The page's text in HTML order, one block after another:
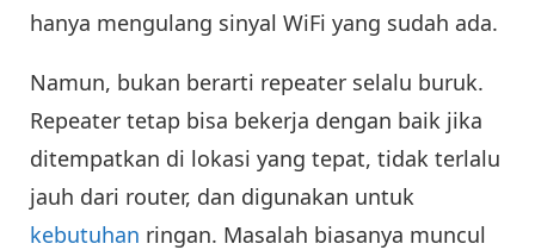
hanya mengulang sinyal WiFi yang sudah ada.
Namun, bukan berarti repeater selalu buruk.
Repeater tetap bisa bekerja dengan baik jika
ditempatkan di lokasi yang tepat, tidak terlalu
jauh dari router, dan digunakan untuk
kebutuhan ringan. Masalah biasanya muncul